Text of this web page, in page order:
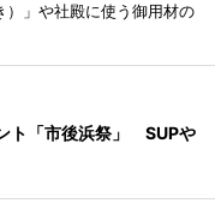
」や社殿に使う御用材の
ト「市後浜祭」 SUPや